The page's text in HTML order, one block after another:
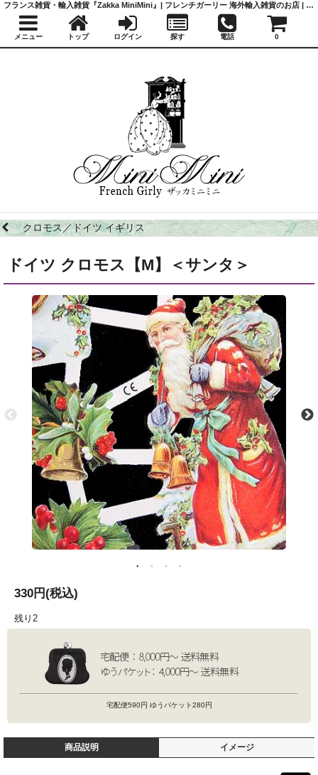
クロモス／ドイツ イギリス
ドイツ クロモス【M】＜サンタ＞
330円(税込)
残り2
宅配便590円 ゆうパケット280円
商品説明 イメージ
フランス雑貨・輸入雑貨『Zakka MiniMini』| フレンチガーリー 海外輸入雑貨のお店 | かわいい雑貨 | 蚤の市 | アンティーク
メニュー トップ ログイン 探す 電話 0